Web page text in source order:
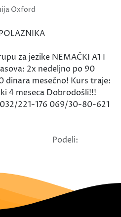
Oxford
za jezike NEMAČKI A1 I
2x nedeljno po 90
dinara mesečno! Kurs traje:
4 meseca Dobrodošli!!!
032/221-176 069/30-80-621
Podeli: